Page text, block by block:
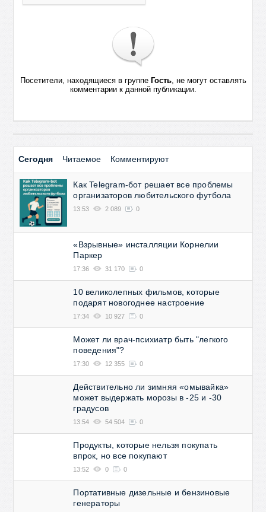
Посетители, находящиеся в группе Гость, не могут оставлять
комментарии к данной публикации.
Сегодня Читаемое Комментируют
Как Telegram-бот решает все проблемы
организаторов любительского футбола
13:53 2 089 0
«Взрывные» инсталляции Корнелии
Паркер
17:36 31 170 0
10 великолепных фильмов, которые
подарят новогоднее настроение
17:34 10 927 0
Может ли врач-психиатр быть "легкого
поведения"?
17:30 12 355 0
Действительно ли зимняя «омывайка»
может выдержать морозы в -25 и -30
градусов
13:54 54 504 0
Продукты, которые нельзя покупать
впрок, но все покупают
13:52 0 0
Портативные дизельные и бензиновые
генераторы